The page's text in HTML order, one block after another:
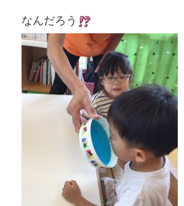
なんだろう